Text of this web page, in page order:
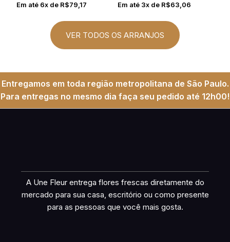
Em até 6x de R$79,17 Em até 3x de R$63,06
VER TODOS OS ARRANJOS
Entregamos em toda região metropolitana de São Paulo.
Para entregas no mesmo dia faça seu pedido até 12h00!
A Une Fleur entrega flores frescas diretamente do
mercado para sua casa, escritório ou como presente
para as pessoas que você mais gosta.